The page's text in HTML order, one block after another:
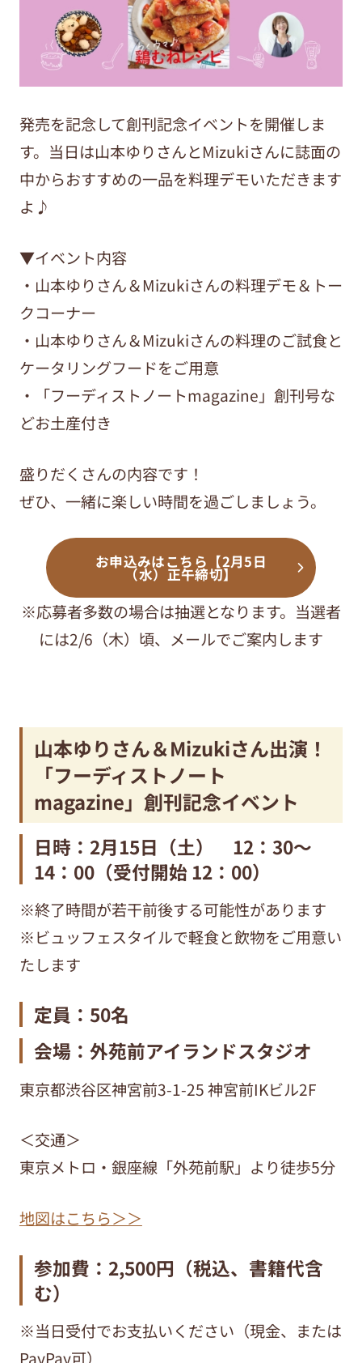
発売を記念して創刊記念イベントを開催しま
す。当日は山本ゆりさんとMizukiさんに誌面の
中からおすすめの一品を料理デモいただきます
よ♪
▼イベント内容
・山本ゆりさん＆Mizukiさんの料理デモ＆トー
クコーナー
・山本ゆりさん＆Mizukiさんの料理のご試食と
ケータリングフードをご用意
・「フーディストノートmagazine」創刊号な
どお土産付き
盛りだくさんの内容です！
ぜひ、一緒に楽しい時間を過ごしましょう。
お申込みはこちら【2月5日
（水）正午締切】
※応募者多数の場合は抽選となります。当選者
には2/6（木）頃、メールでご案内します
山本ゆりさん＆Mizukiさん出演！
「フーディストノート
magazine」創刊記念イベント
日時：2月15日（土） 12：30～
14：00（受付開始 12：00）
※終了時間が若干前後する可能性があります
※ビュッフェスタイルで軽食と飲物をご用意い
たします
定員：50名
会場：外苑前アイランドスタジオ
東京都渋谷区神宮前3-1-25 神宮前IKビル2F
＜交通＞
東京メトロ・銀座線「外苑前駅」より徒歩5分
地図はこちら＞＞
参加費：2,500円（税込、書籍代含
む）
※当日受付でお支払いください（現金、または
PayPay可）